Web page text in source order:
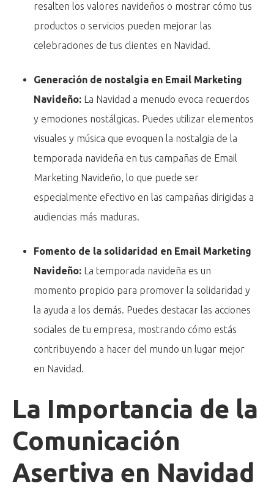
resalten los valores navideños o mostrar cómo tus
productos o servicios pueden mejorar las
celebraciones de tus clientes en Navidad.
Generación de nostalgia en Email Marketing
Navideño: La Navidad a menudo evoca recuerdos
y emociones nostálgicas. Puedes utilizar elementos
visuales y música que evoquen la nostalgia de la
temporada navideña en tus campañas de Email
Marketing Navideño, lo que puede ser
especialmente efectivo en las campañas dirigidas a
audiencias más maduras.
Fomento de la solidaridad en Email Marketing
Navideño: La temporada navideña es un
momento propicio para promover la solidaridad y
la ayuda a los demás. Puedes destacar las acciones
sociales de tu empresa, mostrando cómo estás
contribuyendo a hacer del mundo un lugar mejor
en Navidad.
La Importancia de la
Comunicación
Asertiva en Navidad